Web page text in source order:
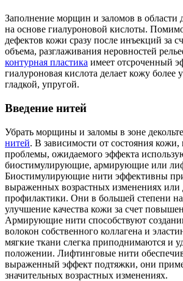
Заполнение морщин и заломов в области
на основе гиалуроновой кислоты.
дефектов кожи сразу после инъекций за
объема, разглаживания неровностей
контурная пластика имеет отсроченный
гиалуроновая кислота делает кожу более
гладкой, упругой.
Введение нитей
Убрать морщины и заломы в зоне
нитей. В зависимости от состояния
проблемы, ожидаемого эффекта
биостимулирующие, армирующие или
Биостимулирующие нити эффективны
выраженных возрастных изменениях или
профилактики. Они в большей степени
улучшение качества кожи за счет
Армирующие нити способствуют
волокон собственного коллагена и
мягкие ткани слегка приподнимаются и
положении. Лифтинговые нити
выраженный эффект подтяжки, они
значительных возрастных изменениях.